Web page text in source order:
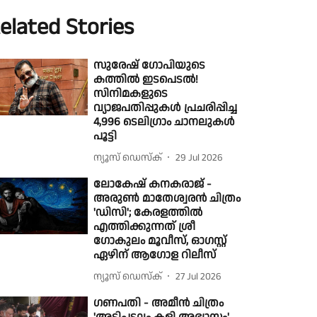
Stories
സുരേഷ് ഗോപിയുടെ
കത്തിൽ ഇടപെടൽ!
സിനിമകളുടെ
വ്യാജപതിപ്പുകൾ പ്രചരിപ്പിച്ച
4,996 ടെലിഗ്രാം ചാനലുകൾ
പൂട്ടി
ന്യൂസ് ഡെസ്ക് 29 Jul 2026
ലോകേഷ് കനകരാജ് -
അരുൺ മാതേശ്വരൻ ചിത്രം
'ഡിസി'; കേരളത്തിൽ
എത്തിക്കുന്നത് ശ്രീ
ഗോകുലം മൂവീസ്, ഓഗസ്റ്റ്
ഏഴിന് ആഗോള റിലീസ്
ന്യൂസ് ഡെസ്ക് 27 Jul 2026
ഗണപതി - അമീൻ ചിത്രം